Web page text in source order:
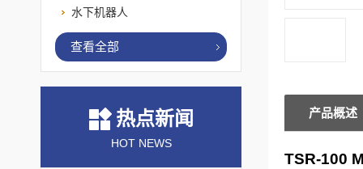
产品概述
TSR-100
水下机器人
查看全部
热点新闻
HOT NEWS